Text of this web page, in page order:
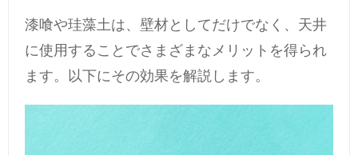
漆喰や珪藻土は、壁材としてだけでなく、天井
に使用することでさまざまなメリットを得られ
ます。以下にその効果を解説します。